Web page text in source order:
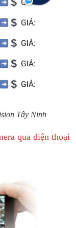
Tây Ninh
qua điện thoại